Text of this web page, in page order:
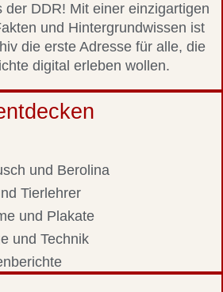
der DDR! Mit einer einzigartigen
und Hintergrundwissen ist
die erste Adresse für alle, die
digital erleben wollen.
und Berolina
Tierlehrer
und Plakate
und Technik